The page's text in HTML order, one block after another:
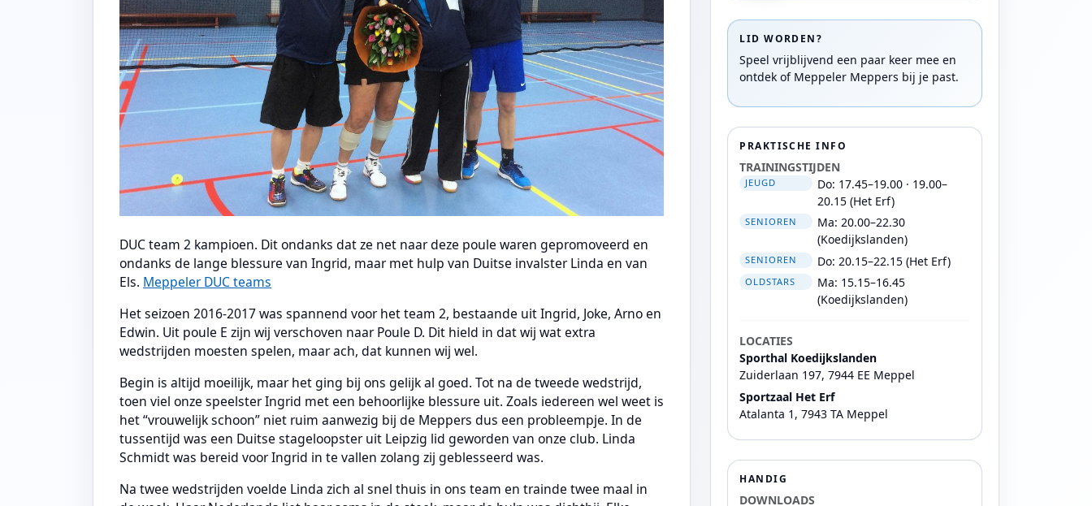
DUC team 2 kampioen. Dit ondanks dat ze net naar deze poule waren gepromoveerd en
ondanks de lange blessure van Ingrid, maar met hulp van Duitse invalster Linda en van
Els. Meppeler DUC teams
Het seizoen 2016-2017 was spannend voor het team 2, bestaande uit Ingrid, Joke, Arno en
Edwin. Uit poule E zijn wij verschoven naar Poule D. Dit hield in dat wij wat extra
wedstrijden moesten spelen, maar ach, dat kunnen wij wel.
Begin is altijd moeilijk, maar het ging bij ons gelijk al goed. Tot na de tweede wedstrijd,
toen viel onze speelster Ingrid met een behoorlijke blessure uit. Zoals iedereen wel weet is
het “vrouwelijk schoon” niet ruim aanwezig bij de Meppers dus een probleempje. In de
tussentijd was een Duitse stageloopster uit Leipzig lid geworden van onze club. Linda
Schmidt was bereid voor Ingrid in te vallen zolang zij geblesseerd was.
Na twee wedstrijden voelde Linda zich al snel thuis in ons team en trainde twee maal in
LID WORDEN?
Speel vrijblijvend een paar keer mee en
ontdek of Meppeler Meppers bij je past.
PRAKTISCHE INFO
TRAININGSTIJDEN
JEUGD
Do: 17.45–19.00 · 19.00–
20.15 (Het Erf)
SENIOREN
Ma: 20.00–22.30
(Koedijkslanden)
SENIOREN Do: 20.15–22.15 (Het Erf)
OLDSTARS
Ma: 15.15–16.45
(Koedijkslanden)
LOCATIES
Sporthal Koedijkslanden
Zuiderlaan 197, 7944 EE Meppel
Sportzaal Het Erf
Atalanta 1, 7943 TA Meppel
HANDIG
DOWNLOADS